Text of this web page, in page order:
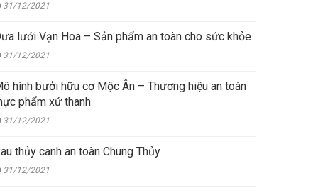
31/12/2021
lưới Vạn Hoa – Sản phẩm an toàn cho sức khỏe
31/12/2021
hình bưởi hữu cơ Mộc Ân – Thương hiệu an toàn
phẩm xứ thanh
31/12/2021
thủy canh an toàn Chung Thủy
31/12/2021